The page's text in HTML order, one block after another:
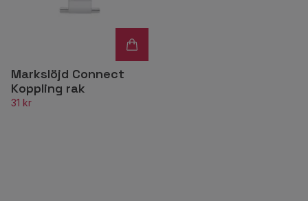
Markslöjd Connect
Koppling rak
31 kr